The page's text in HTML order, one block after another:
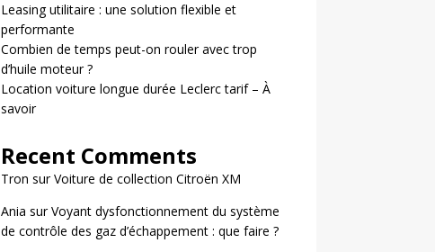
Leasing utilitaire : une solution flexible et
performante
Combien de temps peut-on rouler avec trop
d’huile moteur ?
Location voiture longue durée Leclerc tarif – À
savoir
Recent Comments
Tron surVoiture de collection Citroën XM
Ania surVoyant dysfonctionnement du système
de contrôle des gaz d’échappement : que faire ?